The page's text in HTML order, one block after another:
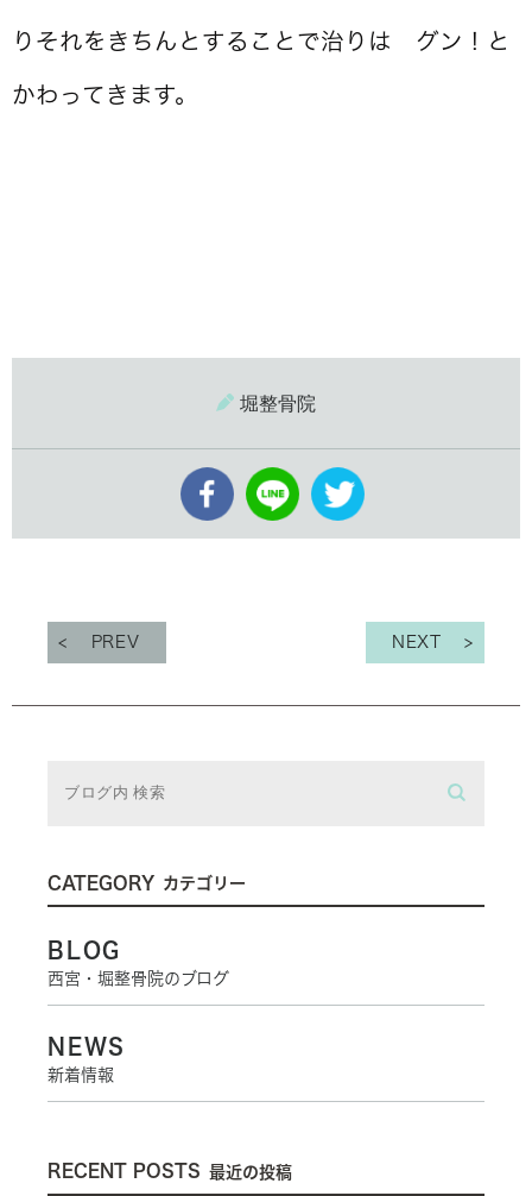
りそれをきちんとすることで治りは グン！と
かわってきます。
堀整骨院
PREV NEXT
CATEGORY カテゴリー
BLOG
西宮・堀整骨院のブログ
NEWS
新着情報
RECENT POSTS 最近の投稿